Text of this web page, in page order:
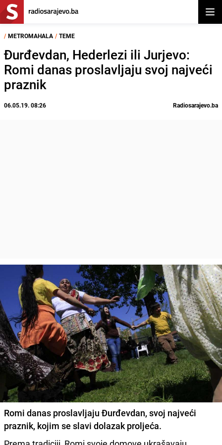
/ METROMAHALA / TEME
Đurđevdan, Hederlezi ili Jurjevo:
Romi danas proslavljaju svoj najveći
praznik
06.05.19. 08:26 Radiosarajevo.ba
Romi danas proslavljaju Đurđevdan, svoj najveći
praznik, kojim se slavi dolazak proljeća.